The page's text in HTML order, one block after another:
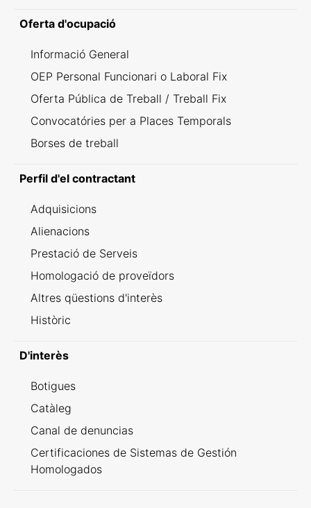
Oferta d'ocupació
Informació General
OEP Personal Funcionari o Laboral Fix
Oferta Pública de Treball / Treball Fix
Convocatóries per a Places Temporals
Borses de treball
Perfil d'el contractant
Adquisicions
Alienacions
Prestació de Serveis
Homologació de proveïdors
Altres qüestions d'interès
Històric
D'interès
Botigues
Catàleg
Canal de denuncias
Certificaciones de Sistemas de Gestión
Homologados